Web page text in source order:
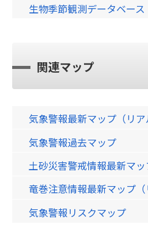
生物季節観測データベース
関連マップ
気象警報最新マップ（リア
気象警報過去マップ
土砂災害警戒情報最新マッ
竜巻注意情報最新マップ（
気象警報リスクマップ